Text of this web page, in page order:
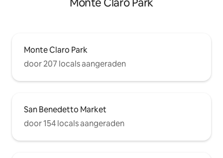
Monte Claro Park
door 207 locals aangeraden
San Benedetto Market
door 154 locals aangeraden